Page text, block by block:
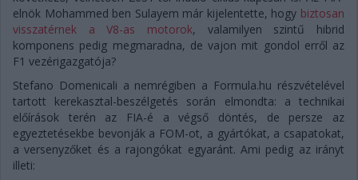
elnök Mohammed ben Sulayem már kijelentette, hogy biztosan
visszatérnek a V8-as motorok, valamilyen szintű hibrid
komponens pedig megmaradna, de vajon mit gondol erről az
F1 vezérigazgatója?
Stefano Domenicali a nemrégiben a Formula.hu részvételével
tartott kerekasztal-beszélgetés során elmondta: a technikai
előírások terén az FIA-é a végső döntés, de persze az
egyeztetésekbe bevonják a FOM-ot, a gyártókat, a csapatokat,
a versenyzőket és a rajongókat egyaránt. Ami pedig az irányt
illeti: